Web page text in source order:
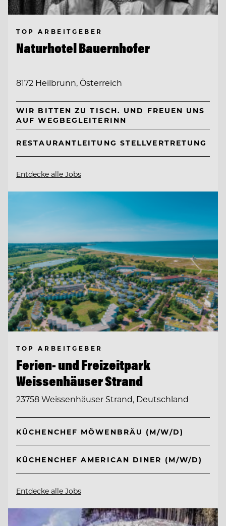
TOP ARBEITGEBER
Naturhotel Bauernhofer
8172 Heilbrunn, Österreich
WIR BITTEN ZU TISCH. UND FREUEN UNS
AUF WEGBEGLEITERINN
RESTAURANTLEITUNG STELLVERTRETUNG
Entdecke alle Jobs
TOP ARBEITGEBER
Ferien- und Freizeitpark
Weissenhäuser Strand
23758 Weissenhäuser Strand, Deutschland
KÜCHENCHEF MÖWENBRÄU (M/W/D)
KÜCHENCHEF AMERICAN DINER (M/W/D)
Entdecke alle Jobs